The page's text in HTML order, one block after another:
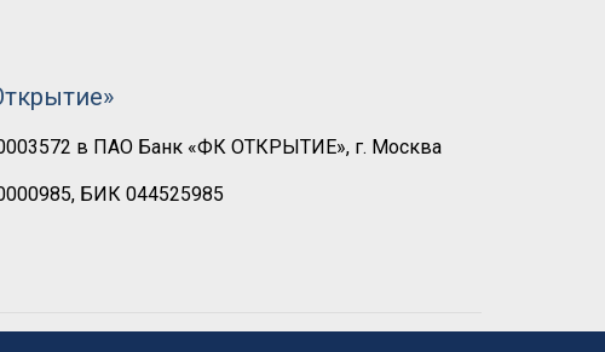
в ПАО Банк «ФК ОТКРЫТИЕ», г. Москва
БИК 044525985